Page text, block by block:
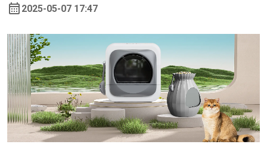
2025-05-07 17:47